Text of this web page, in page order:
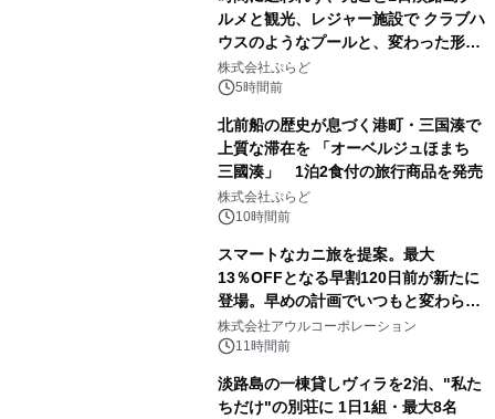
ルメと観光、レジャー施設で クラブハ
ウスのようなプールと、変わった形の
サウナも 「THE BOXY AWAJI」のお
得な素泊まり連泊プランで
株式会社ぷらど
5時間前
北前船の歴史が息づく港町・三国湊で
上質な滞在を 「オーベルジュほまち
三國湊」 1泊2食付の旅行商品を発売
株式会社ぷらど
10時間前
スマートなカニ旅を提案。最大
13％OFFとなる早割120日前が新たに
登場。早めの計画でいつもと変わらぬ
大人の冬旅を。ー夕日ヶ浦温泉「佳松
苑 別邸ふうか」ー
株式会社アウルコーポレーション
11時間前
淡路島の一棟貸しヴィラを2泊、"私た
ちだけ"の別荘に 1日1組・最大8名